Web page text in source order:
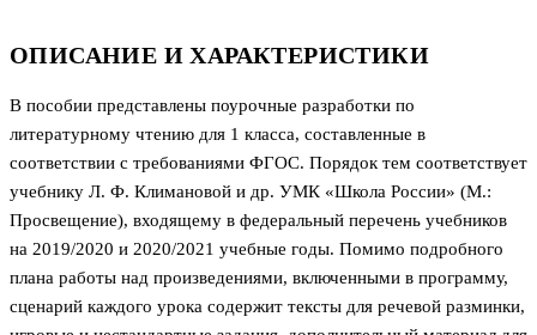
ОПИСАНИЕ И ХАРАКТЕРИСТИКИ
В пособии представлены поурочные разработки по
литературному чтению для 1 класса, составленные в
соответствии с требованиями ФГОС. Порядок тем соответствует
учебнику Л. Ф. Климановой и др. УМК «Школа России» (М.:
Просвещение), входящему в федеральный перечень учебников
на 2019/2020 и 2020/2021 учебные годы. Помимо подробного
плана работы над произведениями, включенными в программу,
сценарий каждого урока содержит тексты для речевой разминки,